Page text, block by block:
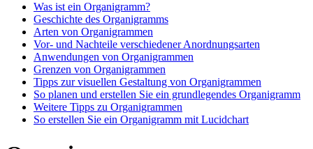
Was ist ein Organigramm?
Geschichte des Organigramms
Arten von Organigrammen
Vor- und Nachteile verschiedener Anordnungsarten
Anwendungen von Organigrammen
Grenzen von Organigrammen
Tipps zur visuellen Gestaltung von Organigrammen
So planen und erstellen Sie ein grundlegendes Organigramm
Weitere Tipps zu Organigrammen
So erstellen Sie ein Organigramm mit Lucidchart